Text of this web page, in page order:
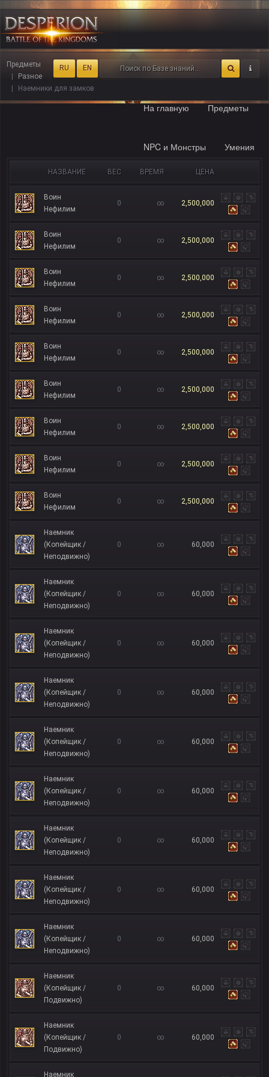
RU EN
На главную Предметы
NPC и Монстры Умения
Предметы
Разное
Наемники для замков
НАЗВАНИЕ ВЕС ВРЕМЯ ЦЕНА
Воин
Нефилим
0 ∞ 2,500,000
Воин
Нефилим
0 ∞ 2,500,000
Воин
Нефилим
0 ∞ 2,500,000
Воин
Нефилим
0 ∞ 2,500,000
Воин
Нефилим
0 ∞ 2,500,000
Воин
Нефилим
0 ∞ 2,500,000
Воин
Нефилим
0 ∞ 2,500,000
Воин
Нефилим
0 ∞ 2,500,000
Воин
Нефилим
0 ∞ 2,500,000
Наемник
(Копейщик /
Неподвижно)
0 ∞ 60,000
Наемник
(Копейщик /
Неподвижно)
0 ∞ 60,000
Наемник
(Копейщик /
Неподвижно)
0 ∞ 60,000
Наемник
(Копейщик /
Неподвижно)
0 ∞ 60,000
Наемник
(Копейщик /
Неподвижно)
0 ∞ 60,000
Наемник
(Копейщик /
Неподвижно)
0 ∞ 60,000
Наемник
(Копейщик /
Неподвижно)
0 ∞ 60,000
Наемник
(Копейщик /
Неподвижно)
0 ∞ 60,000
Наемник
(Копейщик /
Неподвижно)
0 ∞ 60,000
Наемник
(Копейщик /
Подвижно)
0 ∞ 60,000
Наемник
(Копейщик /
Подвижно)
0 ∞ 60,000
Наемник